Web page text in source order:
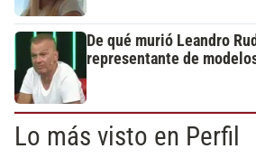
De qué murió Leandro
representante de
Lo más visto en Perfil